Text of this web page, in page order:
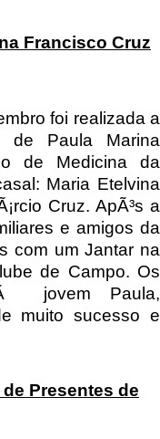
Francisco Cruz
foi realizada a
de Paula Marina
de Medicina da
Maria Etelvina
Cruz. ApÃ³s a
e amigos da
com um Jantar na
de Campo. Os
Ã jovem Paula,
muito sucesso e
Presentes de